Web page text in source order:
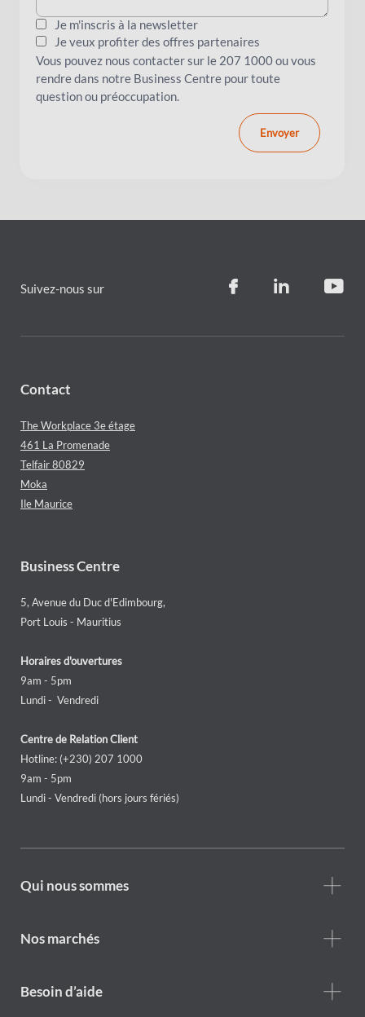
Je m'inscris à la newsletter
Je veux profiter des offres partenaires
Vous pouvez nous contacter sur le 207 1000 ou vous
rendre dans notre Business Centre pour toute
question ou préoccupation.
Envoyer
Suivez-nous sur
Contact
The Workplace 3e étage
461 La Promenade
Telfair 80829
Moka
Ile Maurice
Business Centre
5, Avenue du Duc d'Edimbourg,
Port Louis - Mauritius
Horaires d'ouvertures
9am - 5pm
Lundi - Vendredi
Centre de Relation Client
Hotline: (+230) 207 1000
9am - 5pm
Lundi - Vendredi (hors jours fériés)
Footer
are
Qui nous sommes
Nos marchés
Footer
Besoin d’aide